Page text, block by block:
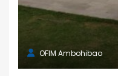
OFIM Ambohibao